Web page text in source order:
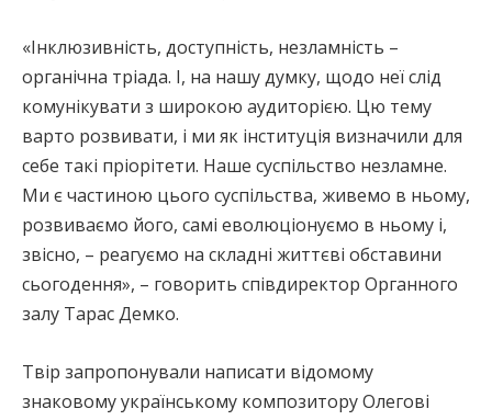
«Інклюзивність, доступність, незламність –
органічна тріада. І, на нашу думку, щодо неї слід
комунікувати з широкою аудиторією. Цю тему
варто розвивати, і ми як інституція визначили для
себе такі пріорітети. Наше суспільство незламне.
Ми є частиною цього суспільства, живемо в ньому,
розвиваємо його, самі еволюціонуємо в ньому і,
звісно, – реагуємо на складні життєві обставини
сьогодення», – говорить співдиректор Органного
залу Тарас Демко.
Твір запропонували написати відомому
знаковому українському композитору Олегові